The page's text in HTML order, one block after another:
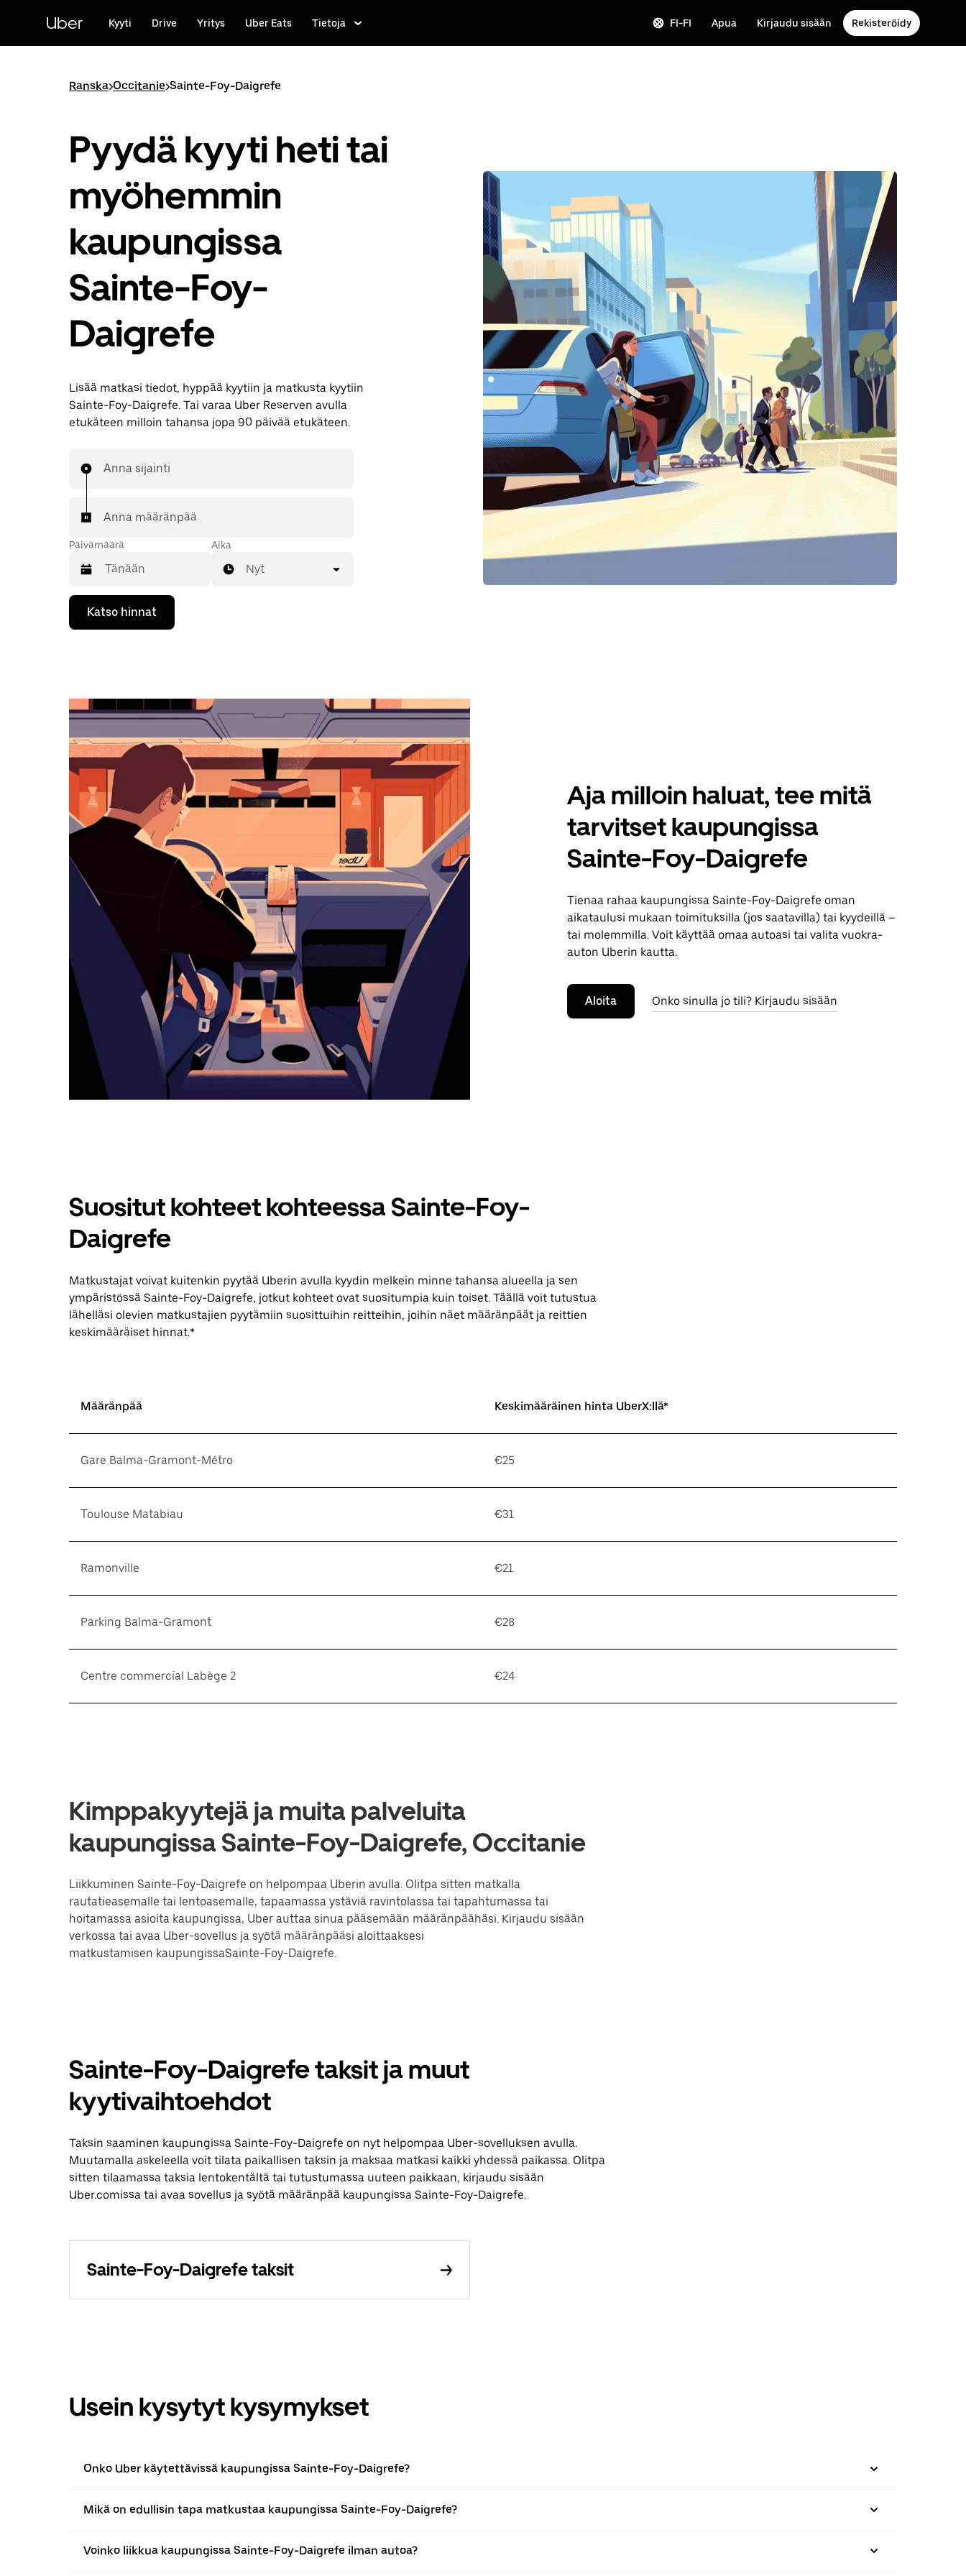
pääsisältöön
Uber Kyyti Drive Yritys Uber Eats Tietoja FI-FI Apua Kirjaudu sisään Rekisteröidy
Ranska>Occitanie>Sainte-Foy-Daigrefe
Pyydä kyyti heti tai
myöhemmin
kaupungissa
Sainte-Foy-
Daigrefe
Lisää matkasi tiedot, hyppää kyytiin ja matkusta kyytiin
Sainte-Foy-Daigrefe. Tai varaa Uber Reserven avulla
etukäteen milloin tahansa jopa 90 päivää etukäteen.
Anna sijainti
Anna määränpää
Päivämäärä
Valitse
päivämäärä
kalenterissa
Esc-
painikkeella.
Aika
Nyt
Katso hinnat
Aja milloin haluat, tee mitä
tarvitset kaupungissa
Sainte-Foy-Daigrefe
Tienaa rahaa kaupungissa Sainte-Foy-Daigrefe oman
aikataulusi mukaan toimituksilla (jos saatavilla) tai kyydeillä –
tai molemmilla. Voit käyttää omaa autoasi tai valita vuokra-
auton Uberin kautta.
Aloita Onko sinulla jo tili? Kirjaudu sisään
Suositut kohteet kohteessa Sainte-Foy-
Daigrefe
Matkustajat voivat kuitenkin pyytää Uberin avulla kyydin melkein minne tahansa alueella ja sen
ympäristössä Sainte-Foy-Daigrefe, jotkut kohteet ovat suositumpia kuin toiset. Täällä voit tutustua
lähelläsi olevien matkustajien pyytämiin suosittuihin reitteihin, joihin näet määränpäät ja reittien
keskimääräiset hinnat.*
Määränpää Keskimääräinen hinta UberX:llä*
Gare Balma-Gramont-Métro €25
Toulouse Matabiau €31
Ramonville €21
Parking Balma-Gramont €28
Centre commercial Labège 2 €24
Kimppakyytejä ja muita palveluita
kaupungissa Sainte-Foy-Daigrefe, Occitanie
Liikkuminen Sainte-Foy-Daigrefe on helpompaa Uberin avulla. Olitpa sitten matkalla
rautatieasemalle tai lentoasemalle, tapaamassa ystäviä ravintolassa tai tapahtumassa tai
hoitamassa asioita kaupungissa, Uber auttaa sinua pääsemään määränpäähäsi. Kirjaudu sisään
verkossa tai avaa Uber-sovellus ja syötä määränpääsi aloittaaksesi
matkustamisen kaupungissaSainte-Foy-Daigrefe.
Sainte-Foy-Daigrefe taksit ja muut
kyytivaihtoehdot
Taksin saaminen kaupungissa Sainte-Foy-Daigrefe on nyt helpompaa Uber-sovelluksen avulla.
Muutamalla askeleella voit tilata paikallisen taksin ja maksaa matkasi kaikki yhdessä paikassa. Olitpa
sitten tilaamassa taksia lentokentältä tai tutustumassa uuteen paikkaan, kirjaudu sisään
Uber.comissa tai avaa sovellus ja syötä määränpää kaupungissa Sainte-Foy-Daigrefe.
Sainte-Foy-Daigrefe taksit
Usein kysytyt kysymykset
Onko Uber käytettävissä kaupungissa Sainte-Foy-Daigrefe?
Mikä on edullisin tapa matkustaa kaupungissa Sainte-Foy-Daigrefe?
Voinko liikkua kaupungissa Sainte-Foy-Daigrefe ilman autoa?